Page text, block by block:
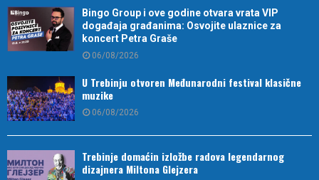
Bingo Group i ove godine otvara vrata VIP
događaja građanima: Osvojite ulaznice za
koncert Petra Graše
06/08/2026
U Trebinju otvoren Međunarodni festival klasične
muzike
06/08/2026
Trebinje domaćin izložbe radova legendarnog
dizajnera Miltona Glejzera